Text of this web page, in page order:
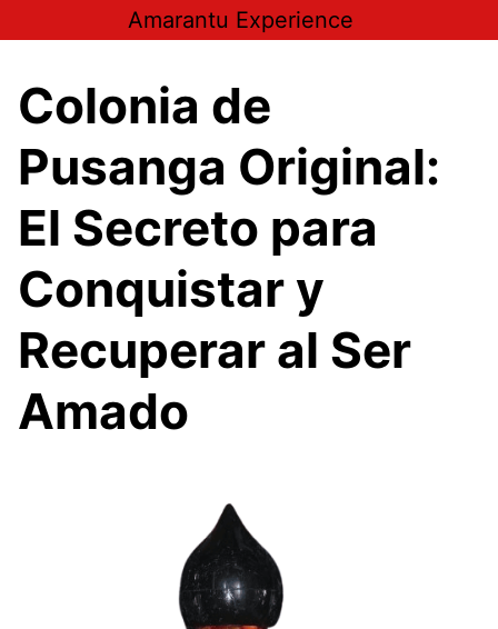
al
Amarantu Experience
Colonia de
Pusanga Original:
El Secreto para
Conquistar y
Recuperar al Ser
Amado